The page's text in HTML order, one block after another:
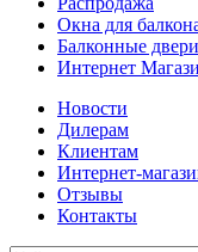
Окна для
Балконные двери
Интернет
Новости
Дилерам
Клиентам
Интернет-
Отзывы
Контакты